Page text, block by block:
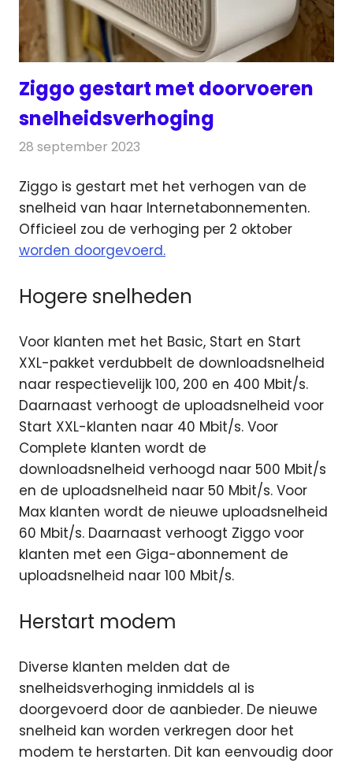
Ziggo gestart met doorvoeren
snelheidsverhoging
28 september 2023
Ziggo is gestart met het verhogen van de
snelheid van haar Internetabonnementen.
Officieel zou de verhoging per 2 oktober
worden doorgevoerd.
Hogere snelheden
Voor klanten met het Basic, Start en Start
XXL-pakket verdubbelt de downloadsnelheid
naar respectievelijk 100, 200 en 400 Mbit/s.
Daarnaast verhoogt de uploadsnelheid voor
Start XXL-klanten naar 40 Mbit/s. Voor
Complete klanten wordt de
downloadsnelheid verhoogd naar 500 Mbit/s
en de uploadsnelheid naar 50 Mbit/s. Voor
Max klanten wordt de nieuwe uploadsnelheid
60 Mbit/s. Daarnaast verhoogt Ziggo voor
klanten met een Giga-abonnement de
uploadsnelheid naar 100 Mbit/s.
Herstart modem
Diverse klanten melden dat de
snelheidsverhoging inmiddels al is
doorgevoerd door de aanbieder. De nieuwe
snelheid kan worden verkregen door het
modem te herstarten. Dit kan eenvoudig door